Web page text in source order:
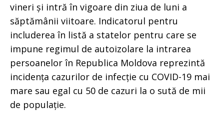
vineri și intră în vigoare din ziua de luni a
săptămânii viitoare. Indicatorul pentru
includerea în listă a statelor pentru care se
impune regimul de autoizolare la intrarea
persoanelor în Republica Moldova reprezintă
incidența cazurilor de infecție cu COVID-19 mai
mare sau egal cu 50 de cazuri la o sută de mii
de populație.